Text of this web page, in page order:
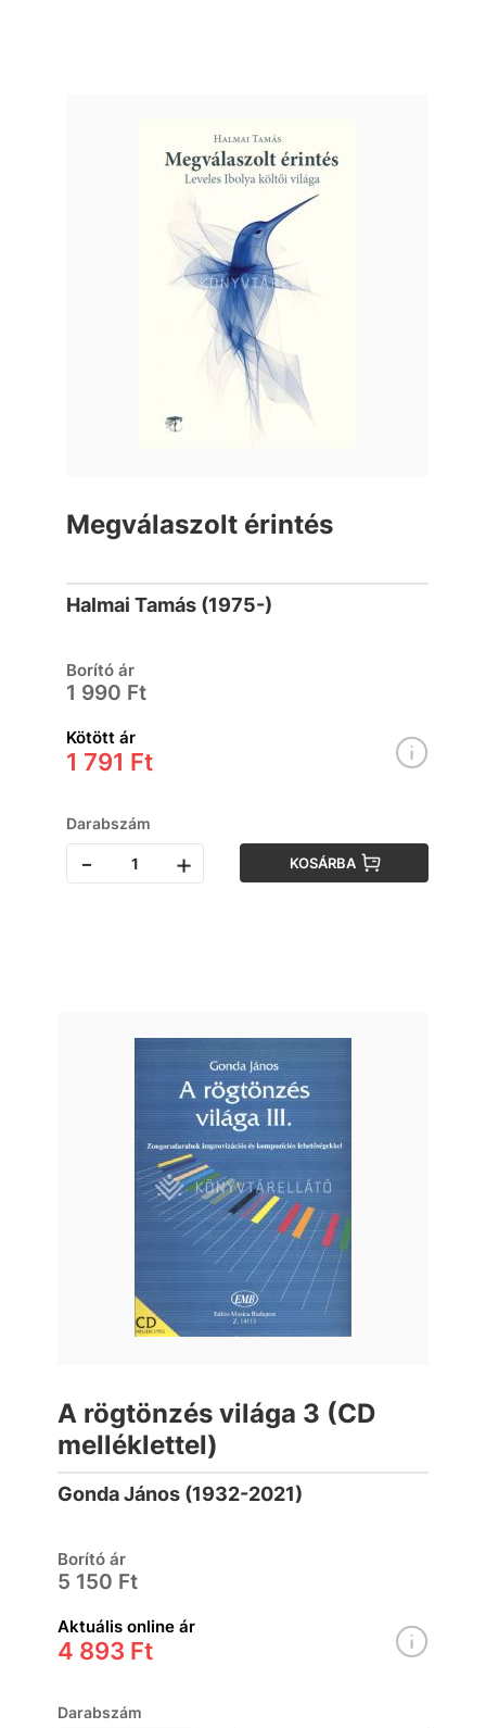
Megválaszolt érintés
Halmai Tamás (1975-)
Borító ár
1 990 Ft
Kötött ár
1 791 Ft
Darabszám
- + KOSÁRBA
A rögtönzés világa 3 (CD
melléklettel)
Gonda János (1932-2021)
Borító ár
5 150 Ft
Aktuális online ár
4 893 Ft
Darabszám